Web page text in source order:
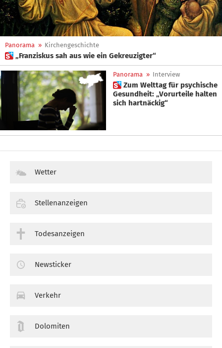
Panorama » Kirchengeschichte
 „Franziskus sah aus wie ein Gekreuzigter“
Panorama » Interview
 Zum Welttag für psychische
Gesundheit: „Vorurteile halten
sich hartnäckig“
Wetter
Stellenanzeigen
Todesanzeigen
Newsticker
Verkehr
Dolomiten